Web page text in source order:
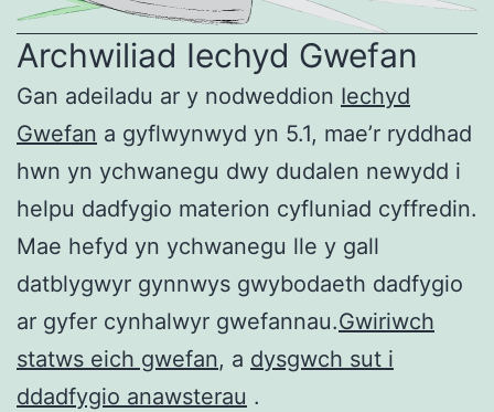
Archwiliad Iechyd Gwefan
Gan adeiladu ar y nodweddion Iechyd
Gwefan a gyflwynwyd yn 5.1, mae’r ryddhad
hwn yn ychwanegu dwy dudalen newydd i
helpu dadfygio materion cyfluniad cyffredin.
Mae hefyd yn ychwanegu lle y gall
datblygwyr gynnwys gwybodaeth dadfygio
ar gyfer cynhalwyr gwefannau.Gwiriwch
statws eich gwefan, a dysgwch sut i
ddadfygio anawsterau .